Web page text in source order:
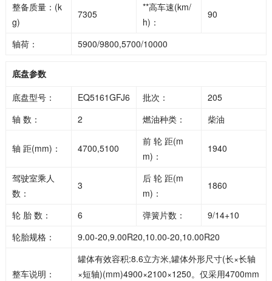
整备质量：(k
g)
7305
**高车速(km/
h)：
90
轴荷： 5900/9800,5700/10000
底盘参数
底盘型号：
EQ5161GFJ6 批次：
205
轴 数：
2 燃油种类： 柴油
轴 距(mm)： 4700,5100
前 轮 距(m
m)：
1940
驾驶室乘人
数：
3
后 轮 距(m
m)：
1860
轮 胎 数： 6 弹簧片数：
9/14+10
轮胎规格：
9.00-20,9.00R20,10.00-20,10.00R20
整车说明：
罐体有效容积:8.6立方米,罐体外形尺寸(长×长轴
×短轴)(mm)4900×2100×1250。仅采用4700mm